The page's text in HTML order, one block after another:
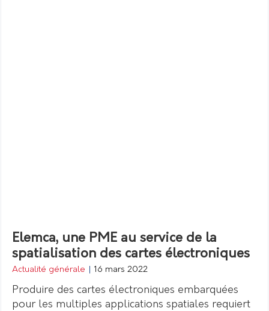
Elemca, une PME au service de la
spatialisation des cartes électroniques
Actualité générale 16 mars 2022
Produire des cartes électroniques embarquées
pour les multiples applications spatiales requiert